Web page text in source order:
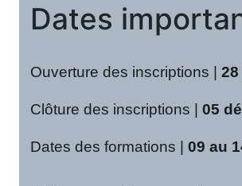
Dates
Ouverture des inscriptions |
Clôture des inscriptions |05
Dates des formations |09 au